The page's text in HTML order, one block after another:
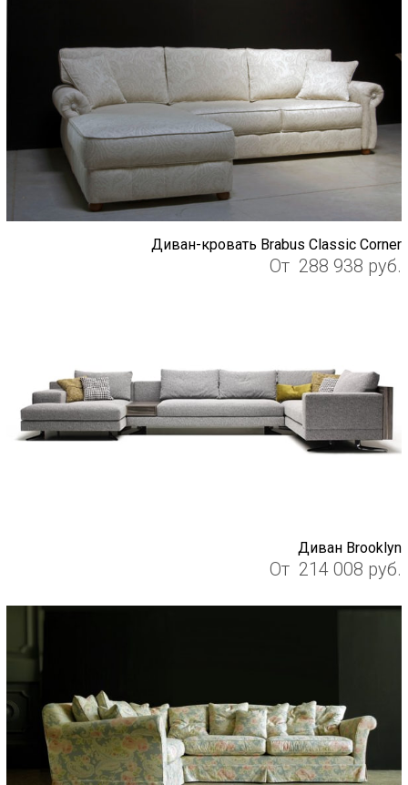
Диван-кровать Brabus Classic Corner
От 288 938 руб.
Диван Brooklyn
От 214 008 руб.